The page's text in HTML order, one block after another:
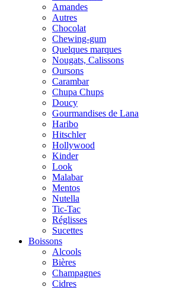
Amandes
Autres
Chocolat
Chewing-gum
Quelques marques
Nougats, Calissons
Oursons
Carambar
Chupa Chups
Doucy
Gourmandises de Lana
Haribo
Hitschler
Hollywood
Kinder
Look
Malabar
Mentos
Nutella
Tic-Tac
Réglisses
Sucettes
Boissons
Alcools
Bières
Champagnes
Cidres